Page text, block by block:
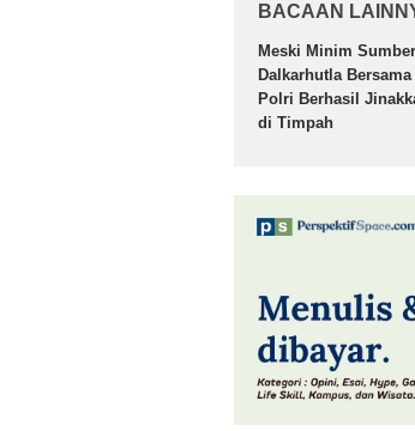
BACAAN
Meski Minim
Dalkarhutla Bersama
Polri Berhasil
di Timpah